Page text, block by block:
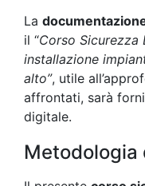
La
il “Corso Sicurezza
installazione
alto”, utile
affrontati, sarà
digitale.
Metodologia